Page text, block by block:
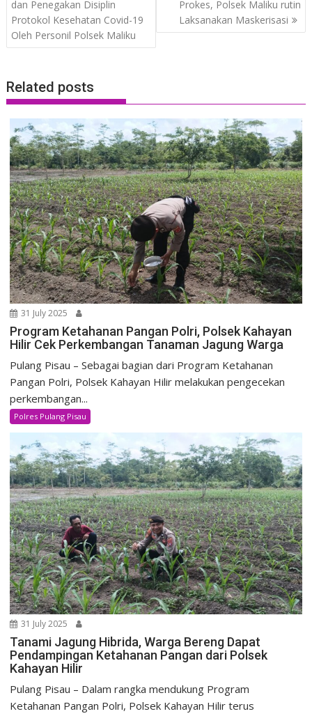
dan Penegakan Disiplin
Protokol Kesehatan Covid-19
Oleh Personil Polsek Maliku
Prokes, Polsek Maliku rutin
Laksanakan Maskerisasi
Related posts
31 July 2025
Program Ketahanan Pangan Polri, Polsek Kahayan
Hilir Cek Perkembangan Tanaman Jagung Warga
Pulang Pisau – Sebagai bagian dari Program Ketahanan
Pangan Polri, Polsek Kahayan Hilir melakukan pengecekan
perkembangan...
Polres Pulang Pisau
31 July 2025
Tanami Jagung Hibrida, Warga Bereng Dapat
Pendampingan Ketahanan Pangan dari Polsek
Kahayan Hilir
Pulang Pisau – Dalam rangka mendukung Program
Ketahanan Pangan Polri, Polsek Kahayan Hilir terus